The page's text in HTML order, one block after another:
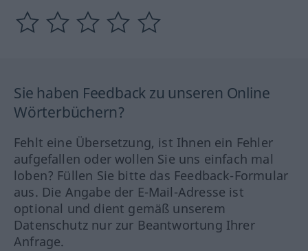
Sie haben Feedback zu unseren Online
Wörterbüchern?
Fehlt eine Übersetzung, ist Ihnen ein Fehler
aufgefallen oder wollen Sie uns einfach mal
loben? Füllen Sie bitte das Feedback-Formular
aus. Die Angabe der E-Mail-Adresse ist
optional und dient gemäß unserem
Datenschutz nur zur Beantwortung Ihrer
Anfrage.